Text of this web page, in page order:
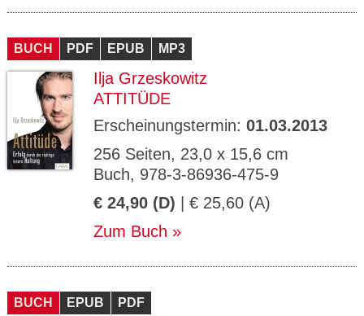
BUCH PDF EPUB MP3
Ilja Grzeskowitz
ATTITÜDE
Erscheinungstermin: 01.03.2013
256 Seiten, 23,0 x 15,6 cm
Buch, 978-3-86936-475-9
€ 24,90 (D) | € 25,60 (A)
Zum Buch
BUCH EPUB PDF